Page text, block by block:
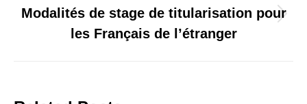
Onglet
suivant
Modalités de stage de titularisation pour
les Français de l’étranger